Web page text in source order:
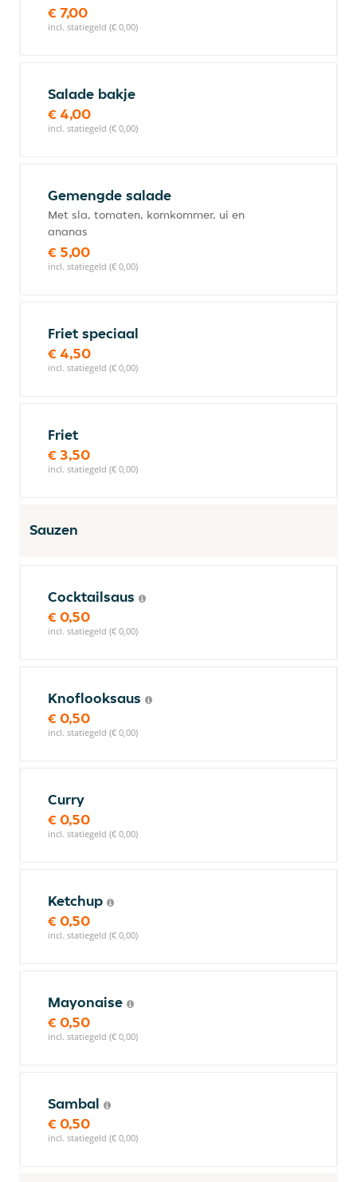
€ 7,00
incl. statiegeld (€ 0,00)
Salade bakje
€ 4,00
incl. statiegeld (€ 0,00)
Gemengde salade
Met sla, tomaten, komkommer, ui en
ananas
€ 5,00
incl. statiegeld (€ 0,00)
Friet speciaal
€ 4,50
incl. statiegeld (€ 0,00)
Friet
€ 3,50
incl. statiegeld (€ 0,00)
Sauzen
Cocktailsaus
€ 0,50
incl. statiegeld (€ 0,00)
Knoflooksaus
€ 0,50
incl. statiegeld (€ 0,00)
Curry
€ 0,50
incl. statiegeld (€ 0,00)
Ketchup
€ 0,50
incl. statiegeld (€ 0,00)
Mayonaise
€ 0,50
incl. statiegeld (€ 0,00)
Sambal
€ 0,50
incl. statiegeld (€ 0,00)